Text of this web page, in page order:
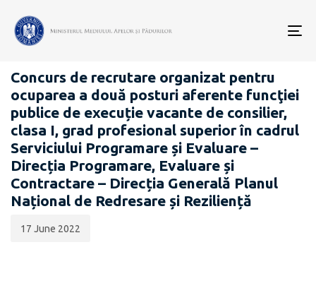
CARIERĂ
Concurs de recrutare organizat pentru
ocuparea a două posturi aferente funcţiei
publice de execuție vacante de consilier,
clasa I, grad profesional superior în cadrul
Serviciului Programare și Evaluare –
Direcția Programare, Evaluare și
Contractare – Direcția Generală Planul
Național de Redresare și Reziliență
publicării:
17 June 2022